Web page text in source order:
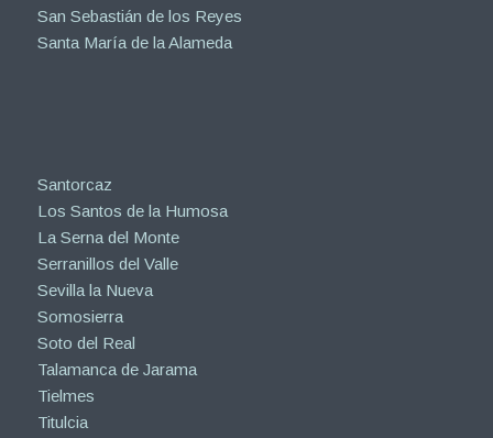
San Sebastián de los Reyes
Santa María de la Alameda
Santorcaz
Los Santos de la Humosa
La Serna del Monte
Serranillos del Valle
Sevilla la Nueva
Somosierra
Soto del Real
Talamanca de Jarama
Tielmes
Titulcia